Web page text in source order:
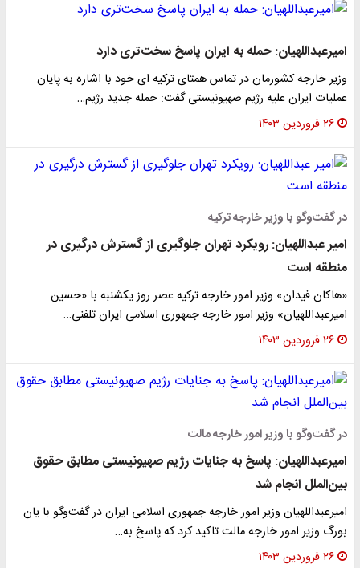
امیرعبداللهیان: حمله به ایران پاسخ سخت‌تری دارد
وزیر خارجه کشورمان در تماس همتای ترکیه ای خود با اشاره به پایان
عملیات ایران علیه رژیم صهیونیستی گفت: حمله جدید رژیم…
۲۶ فروردین ۱۴۰۳
در گفت‌وگو با وزیر خارجه ترکیه
امیر عبداللهیان: رویکرد تهران جلوگیری از گسترش درگیری در
منطقه است
«هاکان فیدان» وزیر امور خارجه ترکیه عصر روز یکشنبه با «حسین
امیرعبداللهیان» وزیر امور خارجه جمهوری اسلامی ایران تلفنی…
۲۶ فروردین ۱۴۰۳
در گفت‌وگو با وزیر امور خارجه مالت
امیرعبداللهیان: پاسخ به جنایات رژیم صهیونیستی مطابق حقوق
بین‌الملل انجام شد
امیرعبداللهیان وزیر امور خارجه جمهوری اسلامی ایران در گفت‌وگو با یان
بورگ وزیر امور خارجه مالت تاکید کرد که پاسخ به…
۲۶ فروردین ۱۴۰۳